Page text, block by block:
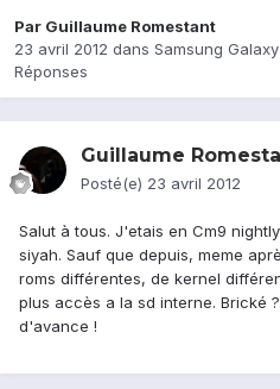
Par Guillaume Romestant
23 avril 2012 dans Samsung
Réponses
Guillaume
Posté(e) 23 avril 2012
Salut à tous. J'etais en Cm9
siyah. Sauf que depuis, meme
roms différentes, de kernel
plus accès a la sd interne. Brické
d'avance !